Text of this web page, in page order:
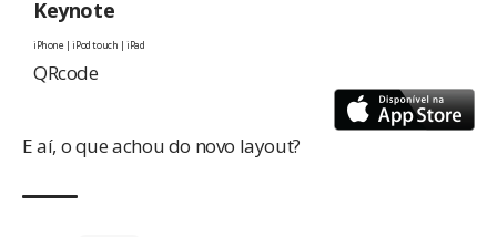
Keynote
iPhone | iPod touch | iPad
QRcode
E aí, o que achou do novo layout?